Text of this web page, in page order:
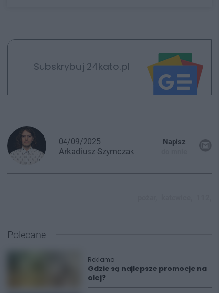
Subskrybuj 24kato.pl
04/09/2025
Arkadiusz Szymczak
Napisz
Polecane
Reklama
Gdzie są najlepsze promocje na
olej?